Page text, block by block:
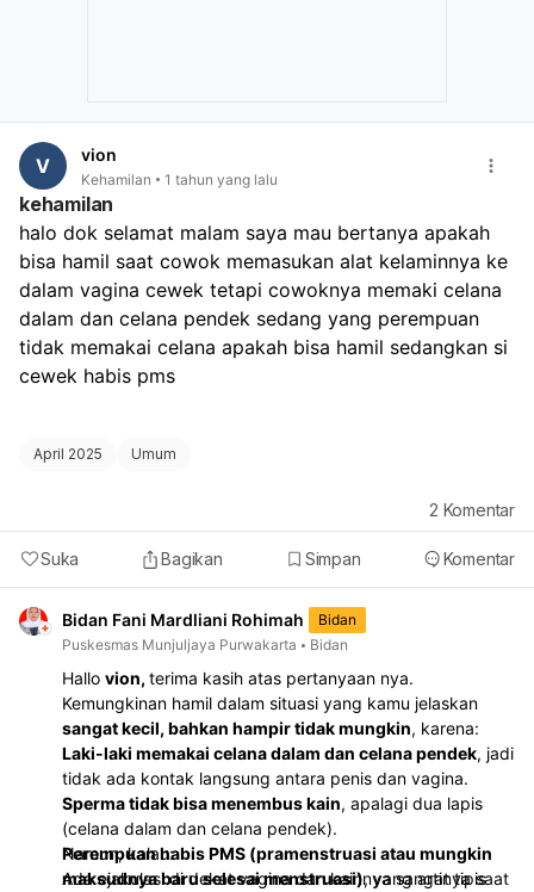
V vion
Kehamilan 1 tahun yang lalu
kehamilan
halo dok selamat malam saya mau bertanya apakah
bisa hamil saat cowok memasukan alat kelaminnya ke
dalam vagina cewek tetapi cowoknya memaki celana
dalam dan celana pendek sedang yang perempuan
tidak memakai celana apakah bisa hamil sedangkan si
cewek habis pms
April 2025 Umum
Suka Bagikan Simpan Komentar
2 Komentar
Bidan Fani Mardliani Rohimah
Bidan
Puskesmas Munjuljaya Purwakarta
Bidan
Hallo vion, terima kasih atas pertanyaan nya.
Kemungkinan hamil dalam situasi yang kamu jelaskan
sangat kecil, bahkan hampir tidak mungkin, karena:
Laki-laki memakai celana dalam dan celana pendek, jadi
tidak ada kontak langsung antara penis dan vagina.
Sperma tidak bisa menembus kain, apalagi dua lapis
(celana dalam dan celana pendek).
Perempuan habis PMS (pramenstruasi atau mungkin
maksudnya baru selesai menstruasi), yang artinya saat
Namun, kalau:
Ada ejakulasi di dekat vagina dan kainnya sangat tipis